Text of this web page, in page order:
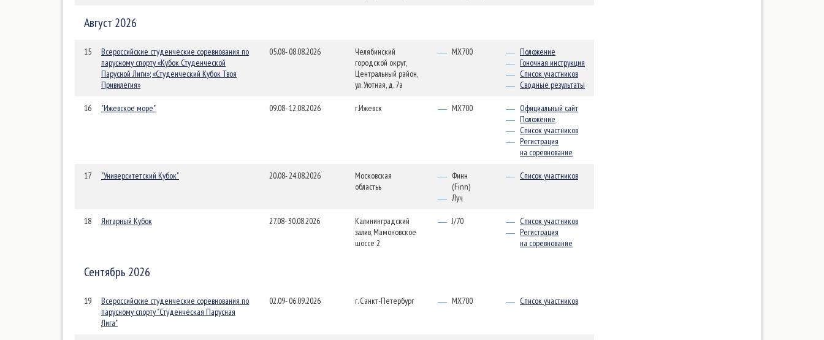
Август 2026
15
Всероссийские студенческие соревнования по
парусному спорту «Кубок Студенческой
Парусной Лиги»; «Студенческий Кубок Твоя
Привилегия»
05.08- 08.08.2026
Челябинский
городской округ,
Центральный район,
ул. Уютная, д. 7а
MX700
Положение
Гоночная инструкция
Список участников
Сводные результаты
16 "Ижевское море" 09.08- 12.08.2026 г.Ижевск MX700
Официальный сайт
Положение
Список участников
Регистрация
на соревнование
17 "Университетский Кубок" 20.08- 24.08.2026
Московская
областьь
Финн
(Finn)
Луч
Список участников
18 Янтарный Кубок 27.08- 30.08.2026
Калининградский
залив, Мамоновское
шоссе 2
J/70
Список участников
Регистрация
на соревнование
Сентябрь 2026
19
Всероссийские студенческие соревнования по
парусному спорту "Студенческая Парусная
Лига"
02.09- 06.09.2026 г. Санкт-Петербург MX700 Список участников